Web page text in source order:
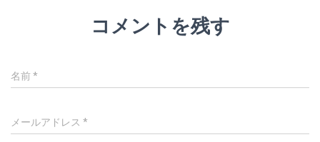
コメントを残す
名前*
メールアドレス *